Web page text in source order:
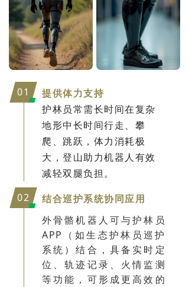
01
提供体力支持
护林员常需长时间在复杂
地形中长时间行走、攀
爬、跳跃，体力消耗极
大，登山助力机器人有效
减轻双腿负担。
02
结合巡护系统协同应用
外骨骼机器人可与护林员
APP（如生态护林员巡护
系统）结合，具备实时定
位、轨迹记录、火情监测
等功能，可形成更高效的